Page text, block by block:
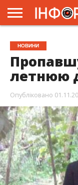
ГОЛОВНА
ЖИТТЯ
ВЛАДА
ГРОШІ
ТРЕШ
ПРЕС-
РЕЛІЗИ
РЕКЛАМА
ПРОЕКТИ
НОВИНИ
летнюю
Опубліковано